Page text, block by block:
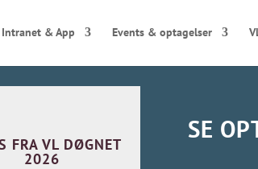
Intranet & App Events & optagelser
FRA VL DØGNET
2026
SE